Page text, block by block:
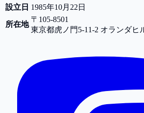
設立日 1985年10月22日
所在地
〒105-8501
東京都虎ノ門5-11-2 オランダヒ